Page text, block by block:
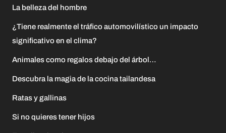
La belleza del hombre
¿Tiene realmente el tráfico automovilístico un impacto
significativo en el clima?
Animales como regalos debajo del árbol…
Descubra la magia de la cocina tailandesa
Ratas y gallinas
Si no quieres tener hijos